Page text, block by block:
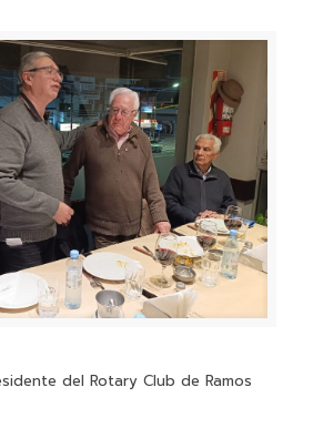
del Rotary Club de Ramos